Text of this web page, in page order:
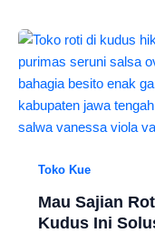
Toko Kue
Mau Sajian
Kudus Ini